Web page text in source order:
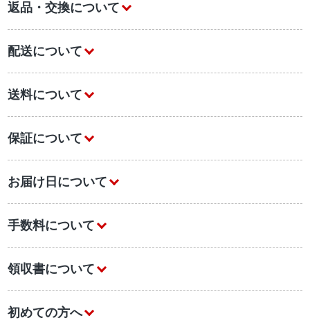
返品・交換について
配送について
送料について
保証について
お届け日について
手数料について
領収書について
初めての方へ